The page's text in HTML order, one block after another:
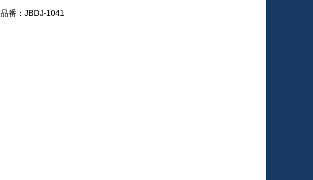
品番：JBDJ-1041